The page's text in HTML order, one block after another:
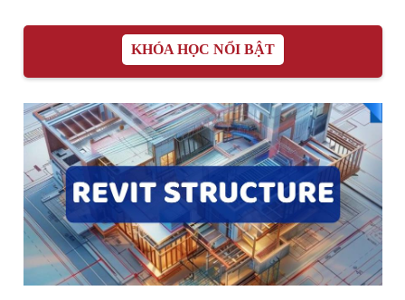
KHÓA HỌC NỔI BẬT